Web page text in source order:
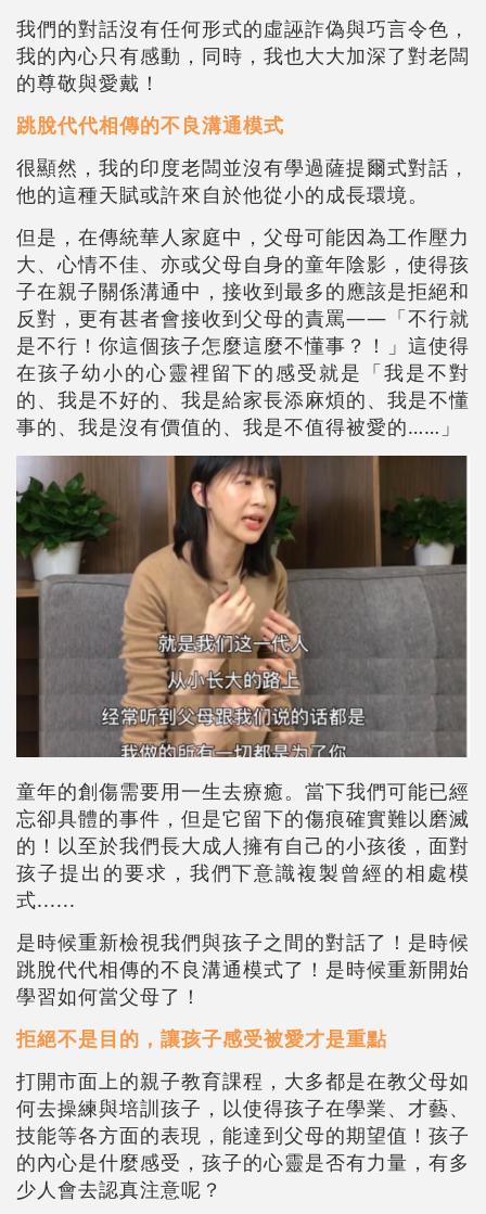
我們的對話沒有任何形式的虛誣詐偽與巧言令色，
我的內心只有感動，同時，我也大大加深了對老闆
的尊敬與愛戴！
跳脫代代相傳的不良溝通模式
很顯然，我的印度老闆並沒有學過薩提爾式對話，
他的這種天賦或許來自於他從小的成長環境。
但是，在傳統華人家庭中，父母可能因為工作壓力
大、心情不佳、亦或父母自身的童年陰影，使得孩
子在親子關係溝通中，接收到最多的應該是拒絕和
反對，更有甚者會接收到父母的責罵——「不行就
是不行！你這個孩子怎麼這麼不懂事？！」這使得
在孩子幼小的心靈裡留下的感受就是「我是不對
的、我是不好的、我是給家長添麻煩的、我是不懂
事的、我是沒有價值的、我是不值得被愛的……」
童年的創傷需要用一生去療癒。當下我們可能已經
忘卻具體的事件，但是它留下的傷痕確實難以磨滅
的！以至於我們長大成人擁有自己的小孩後，面對
孩子提出的要求，我們下意識複製曾經的相處模
式......
是時候重新檢視我們與孩子之間的對話了！是時候
跳脫代代相傳的不良溝通模式了！是時候重新開始
學習如何當父母了！
拒絕不是目的，讓孩子感受被愛才是重點
打開市面上的親子教育課程，大多都是在教父母如
何去操練與培訓孩子，以使得孩子在學業、才藝、
技能等各方面的表現，能達到父母的期望值！孩子
的內心是什麼感受，孩子的心靈是否有力量，有多
少人會去認真注意呢？